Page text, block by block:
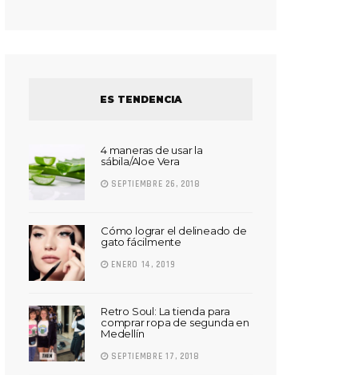
ES TENDENCIA
4 maneras de usar la
sábila/Aloe Vera
SEPTIEMBRE 26, 2018
Cómo lograr el delineado de
gato fácilmente
ENERO 14, 2019
Retro Soul: La tienda para
comprar ropa de segunda en
Medellín
SEPTIEMBRE 17, 2018